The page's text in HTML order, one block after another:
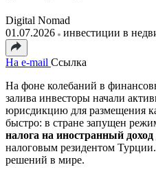
Digital Nomad
01.07.2026
инвестиции в
На e-mail Ссылка
На фоне колебаний в
залива инвесторы начали
юрисдикцию для размещения
быстро: в стране запущен
налога на иностранный доход
налоговым резидентом
решений в мире.